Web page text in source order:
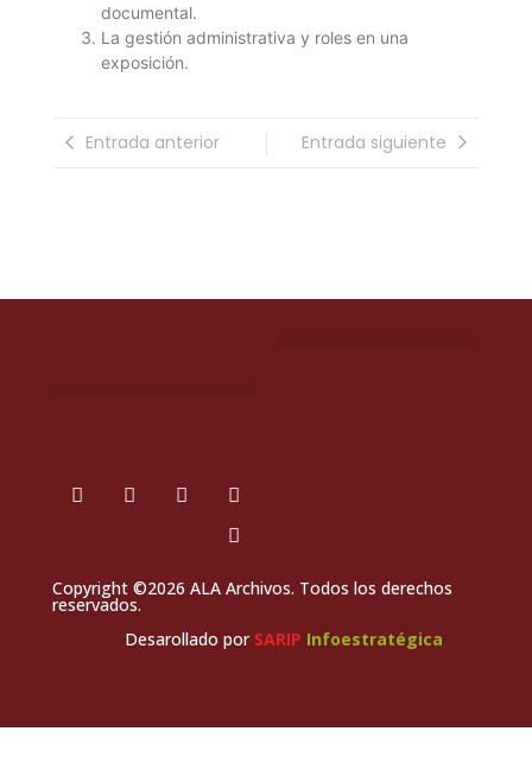
documental.
La gestión administrativa y roles en una
exposición.
Entrada anterior Entrada siguiente
Copyright ©2026 ALA Archivos. Todos los derechos
reservados.
Desarollado por SARIP Infoestratégica